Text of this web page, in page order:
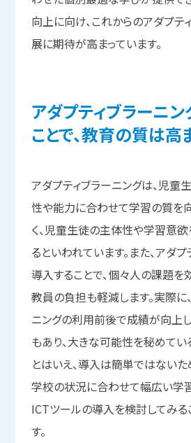
向上に向け、これからのアダプテ
展に期待が高まっています。
アダプティブラーニン
ことで、教育の質は高
アダプティブラーニングは、児童
性や能力に合わせて学習の質を
く、児童生徒の主体性や学習意
るといわれています。また、アダ
導入することで、個々人の課題を
教員の負担も軽減します。実際に
ニングの利用前後で成績が向上
もあり、大きな可能性を秘めてい
とはいえ、導入は簡単ではない
学校の状況に合わせて幅広い学
ICTツールの導入を検討してみる
す。